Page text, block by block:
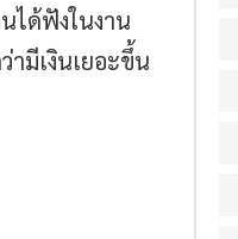
ได้ฟังในงาน
ามีเงินเยอะขึ้น